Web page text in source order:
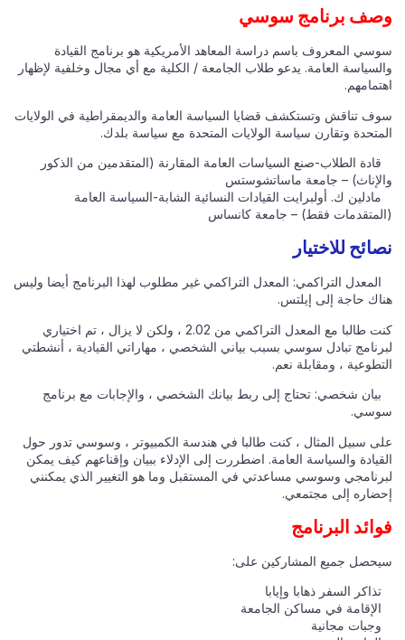
وصف برنامج سوسي
سوسي المعروف باسم دراسة المعاهد الأمريكية هو برنامج القيادة
والسياسة العامة. يدعو طلاب الجامعة / الكلية مع أي مجال وخلفية لإظهار
اهتمامهم.
سوف تناقش وتستكشف قضايا السياسة العامة والديمقراطية في الولايات
المتحدة وتقارن سياسة الولايات المتحدة مع سياسة بلدك.
قادة الطلاب-صنع السياسات العامة المقارنة (المتقدمين من الذكور
والإناث) – جامعة ماساتشوستس
مادلين ك. أولبرايت القيادات النسائية الشابة-السياسة العامة
(المتقدمات فقط) – جامعة كانساس
نصائح للاختيار
المعدل التراكمي: المعدل التراكمي غير مطلوب لهذا البرنامج أيضا وليس
هناك حاجة إلى إيلتس.
كنت طالبا مع المعدل التراكمي من 2.02 ، ولكن لا يزال ، تم اختياري
لبرنامج تبادل سوسي بسبب بياني الشخصي ، مهاراتي القيادية ، أنشطتي
التطوعية ، ومقابلة نعم.
بيان شخصي: تحتاج إلى ربط بيانك الشخصي ، والإجابات مع برنامج
سوسي.
على سبيل المثال ، كنت طالبا في هندسة الكمبيوتر ، وسوسي تدور حول
القيادة والسياسة العامة. اضطررت إلى الإدلاء ببيان وإقناعهم كيف يمكن
لبرنامجي وسوسي مساعدتي في المستقبل وما هو التغيير الذي يمكنني
إحضاره إلى مجتمعي.
فوائد البرنامج
سيحصل جميع المشاركين على:
تذاكر السفر ذهابا وإيابا
الإقامة في مساكن الجامعة
وجبات مجانية